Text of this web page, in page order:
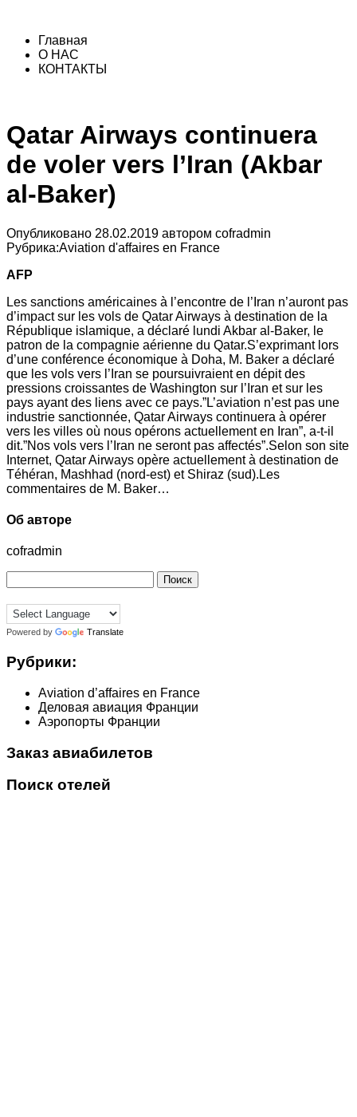
Главная
О НАС
КОНТАКТЫ
Qatar Airways continuera
de voler vers l’Iran (Akbar
al-Baker)
Опубликовано 28.02.2019 автором cofradmin
Рубрика:Aviation d'affaires en France
AFP
Les sanctions américaines à l’encontre de l’Iran n’auront pas
d’impact sur les vols de Qatar Airways à destination de la
République islamique, a déclaré lundi Akbar al-Baker, le
patron de la compagnie aérienne du Qatar.S’exprimant lors
d’une conférence économique à Doha, M. Baker a déclaré
que les vols vers l’Iran se poursuivraient en dépit des
pressions croissantes de Washington sur l’Iran et sur les
pays ayant des liens avec ce pays.”L’aviation n’est pas une
industrie sanctionnée, Qatar Airways continuera à opérer
vers les villes où nous opérons actuellement en Iran”, a-t-il
dit.”Nos vols vers l’Iran ne seront pas affectés”.Selon son site
Internet, Qatar Airways opère actuellement à destination de
Téhéran, Mashhad (nord-est) et Shiraz (sud).Les
commentaires de M. Baker…
Об авторе
cofradmin
Powered by Translate
Рубрики:
Aviation d’affaires en France
Деловая авиация Франции
Аэропорты Франции
Заказ авиабилетов
Поиск отелей